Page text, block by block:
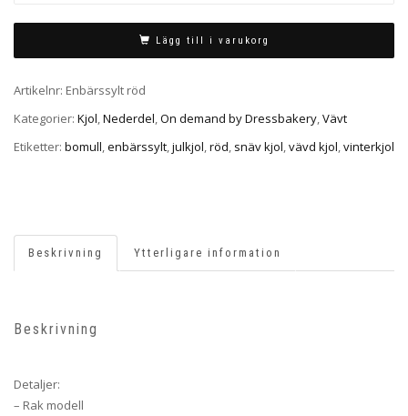
Lägg till i varukorg
Artikelnr: Enbärssylt röd
Kategorier: Kjol,Nederdel,On demand by Dressbakery,Vävt
Etiketter: bomull,enbärssylt,julkjol,röd, snäv kjol,vävd kjol,vinterkjol
Beskrivning Ytterligare information
Beskrivning
Detaljer:
– Rak modell